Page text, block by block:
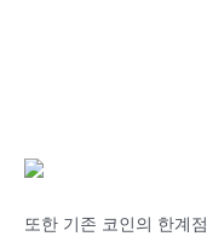
또한 기존 코인의 한계